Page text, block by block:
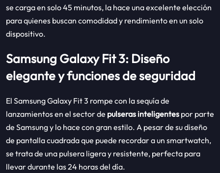
se carga en solo 45 minutos, la hace una excelente elección
para quienes buscan comodidad y rendimiento en un solo
dispositivo.
Samsung Galaxy Fit 3: Diseño
elegante y funciones de seguridad
El Samsung Galaxy Fit 3 rompe con la sequía de
lanzamientos en el sector de pulseras inteligentes por parte
de Samsung y lo hace con gran estilo. A pesar de su diseño
de pantalla cuadrada que puede recordar a un smartwatch,
se trata de una pulsera ligera y resistente, perfecta para
llevar durante las 24 horas del día.